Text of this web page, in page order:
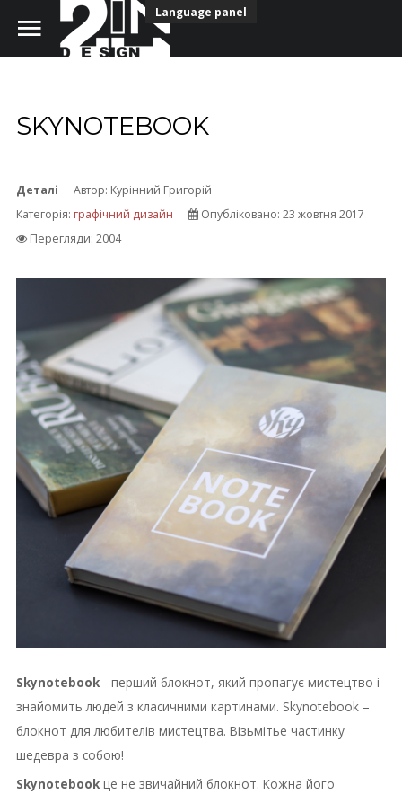
Портфоліо
Language panel
SKYNOTEBOOK
Деталі Автор: Курінний Григорій
Категорія: графічний дизайн
Опубліковано: 23 жовтня 2017
Перегляди: 2004
Skynotebook - перший блокнот, який пропагує мистецтво і
знайомить людей з класичними картинами. Skynotebook –
блокнот для любителів мистецтва. Візьмітье частинку
шедевра з собою!
Skynotebook це не звичайний блокнот. Кожна його